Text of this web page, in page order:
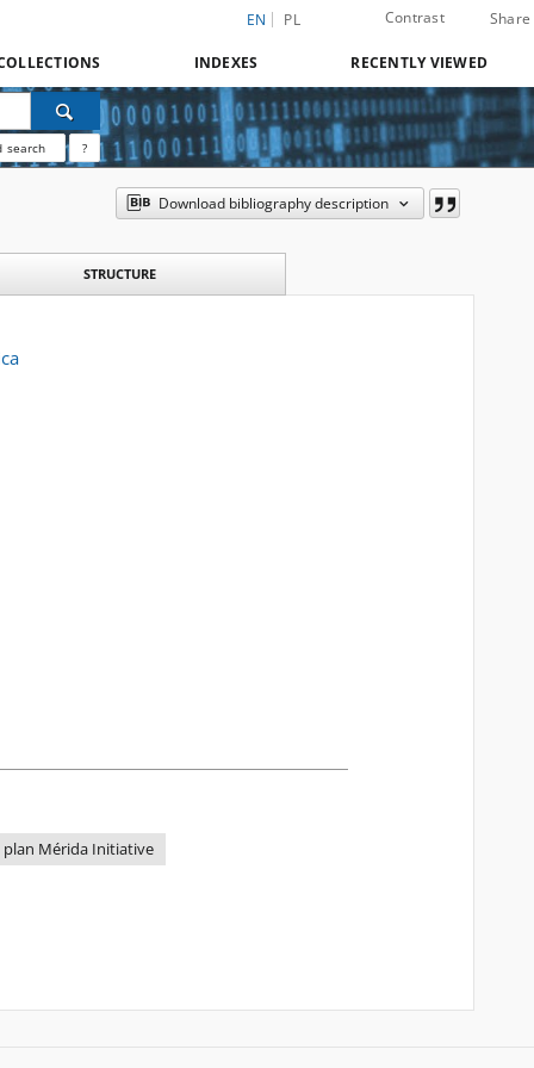
EN PL Contrast Share
INDEXES RECENTLY VIEWED
search ?
Download bibliography description
STRUCTURE
plan Mérida Initiative